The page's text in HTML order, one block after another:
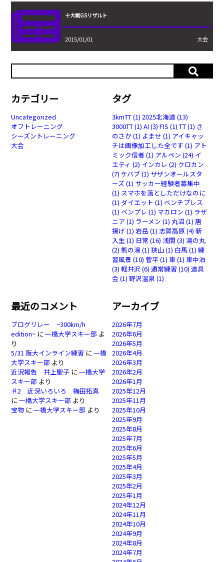
十大戦GSリザルト
2015/01/01 大会
カテゴリー
Uncategorized
オフトレーニング
シーズントレーニング
大会
タグ
3kmTT(1) 2025北海道 (13)
3000TT(1) AI (3) FIS (1) TT(1) さ
のさか(1) よませ (1) アイキャッ
チは画像加工した全です (1) アト
ミック信者 (1) アルペン (24) イ
エティ (2) インカレ (2) クロカン
(7) ケバブ(1) サザンオールスタ
ーズ (1) サッカー経験者募集中
(1) スマホを落としただけなのに
(1) ダイエット (1) ベンチプレス
(1) ベンプレ (1) マカロン (1) ラザ
ニア (1) ラーメン (1) 丸沼 (1) 唐
揚げ (1) 岩岳 (1) 志賀高原(4) 新
入生 (1) 日常 (16) 浅間 (3) 湯の丸
(2) 熊の湯(1) 狭山(1) 白馬 (1) 練
習風景(10) 菅平(1) 車(1) 車中泊
(3) 軽井沢 (6) 通常練習 (10) 道具
会 (1) 野沢温泉 (1)
最近のコメント
ブログリレー ~300km/h
edition~ に一橋大学スキー部 よ
り
5/31 阪大インライン練習 に一橋
大学スキー部 より
近況報告 井上聖子 に一橋大学
スキー部 より
♯2 近況いろいろ 梅田拓真
に一橋大学スキー部 より
宝物 に一橋大学スキー部 より
アーカイブ
2026年7月
2026年6月
2026年5月
2026年4月
2026年3月
2026年2月
2026年1月
2025年12月
2025年11月
2025年10月
2025年9月
2025年8月
2025年7月
2025年6月
2025年5月
2025年4月
2025年3月
2025年2月
2025年1月
2024年12月
2024年11月
2024年10月
2024年9月
2024年8月
2024年7月